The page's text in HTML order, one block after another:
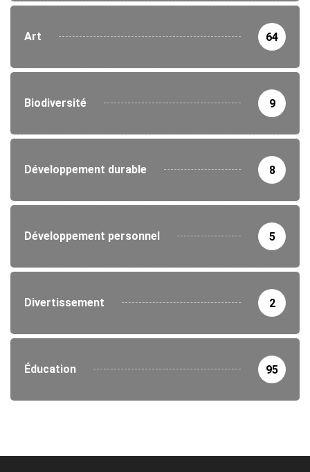
Art 64
Biodiversité 9
Développement durable 8
Développement personnel 5
Divertissement 2
Éducation 95